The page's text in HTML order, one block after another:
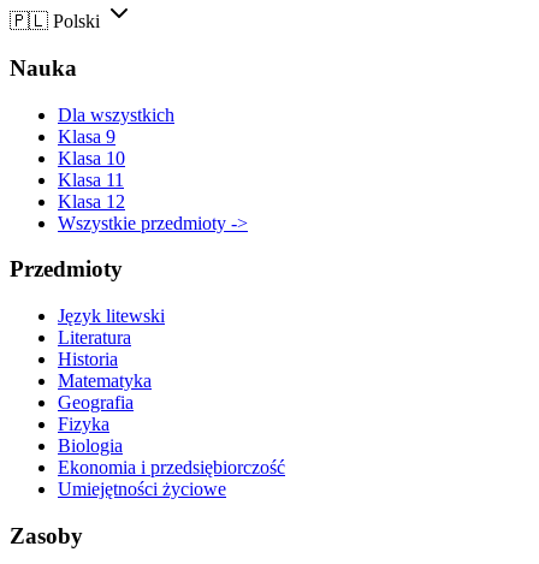
🇵🇱 Polski
Nauka
Dla wszystkich
Klasa 9
Klasa 10
Klasa 11
Klasa 12
Wszystkie przedmioty ->
Przedmioty
Język litewski
Literatura
Historia
Matematyka
Geografia
Fizyka
Biologia
Ekonomia i przedsiębiorczość
Umiejętności życiowe
Zasoby